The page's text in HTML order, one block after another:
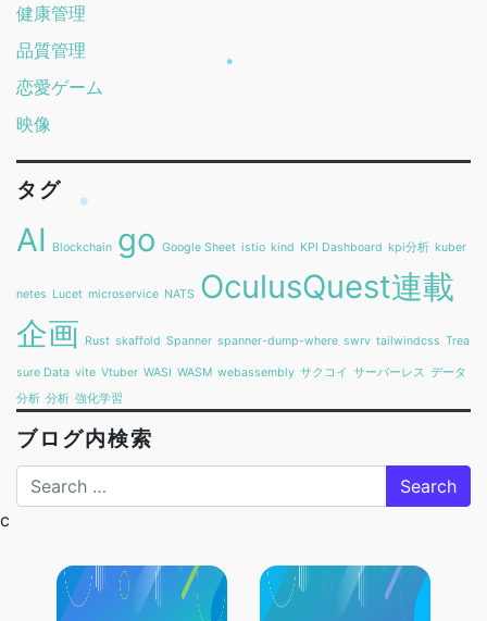
健康管理
品質管理
恋愛ゲーム
映像
タグ
AI Blockchain go Google Sheet istio kind KPI Dashboard kpi分析 kuber
netes Lucet microservice NATS OculusQuest連載
企画 Rust skaffold Spanner spanner-dump-where swrv tailwindcss Trea
sure Data vite Vtuber WASI WASM webassembly サクコイ サーバーレス データ
分析 分析 強化学習
ブログ内検索
Search
c